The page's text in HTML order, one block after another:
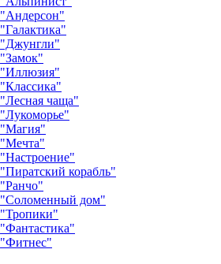
"Андерсон"
"Галактика"
"Джунгли"
"Замок"
"Иллюзия"
"Классика"
"Лесная чаща"
"Лукоморье"
"Магия"
"Мечта"
"Настроение"
"Пиратский корабль"
"Ранчо"
"Соломенный дом"
"Тропики"
"Фантастика"
"Фитнес"